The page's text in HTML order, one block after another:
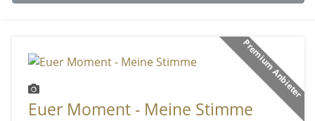
Premium Anbieter
Euer Moment - Meine Stimme